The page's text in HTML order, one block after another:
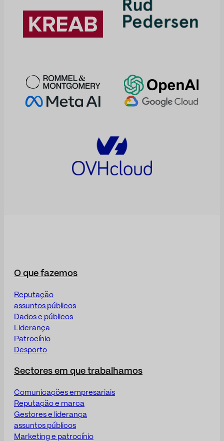
O que fazemos
Reputação
assuntos públicos
Dados e públicos
Liderança
Patrocínio
Desporto
Sectores em que trabalhamos
Comunicações empresariais
Reputação e marca
Gestores e liderança
assuntos públicos
Marketing e patrocínio